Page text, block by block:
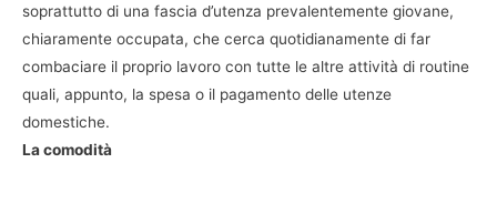
soprattutto di una fascia d’utenza prevalentemente giovane,
chiaramente occupata, che cerca quotidianamente di far
combaciare il proprio lavoro con tutte le altre attività di routine
quali, appunto, la spesa o il pagamento delle utenze
domestiche.
La comodità